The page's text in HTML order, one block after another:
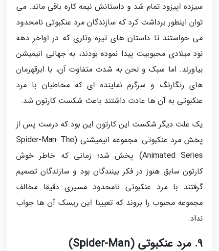
سیزده اپیزود تمام شد و داستانش نیمه کاره باقی ماند. می
توان اینطور برداشت کرد که سازندگان مرد عنکبوتی نامحدود
می خواستند تا داستان های تیره وتاری که در اواخر دهه
نود میلادی محبوبیت پیدا نموده بودند، به جهانی انیمیشن
بیاورند. اما سبک و لحن به شدت متفاوت آن، با ابرقهرمان
های رنگارنگ و سرگرم نماینده ای که مخاطبان با مرد
عنکبوتی به آن ها عادت داشتند باعث شکست کارتون شد.
یک علت دیگر شکست این کارتون این بود که درست پس از
پخش مرد عنکبوتی: مجموعه انیمیشنی (Spider-Man: The
Animated Series) پخش شد؛ زمانی که خاطر خوش
کارتون سابق هنوز در فکر بینندگان بود و سازندگان تصمیم
گرفتند با مرد عنکبوتی نامحدود مسیری دقیقا مخالف
مجموعه محبوب را بروند که تعیینا این ریسک آن ها جواب
نداد.
9. مرد عنکبوتی (Spider-Man)